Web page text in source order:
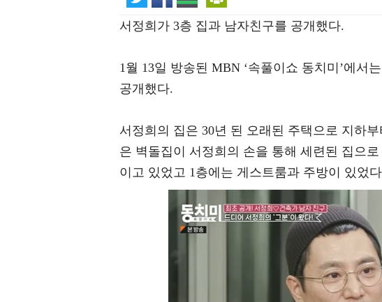
서정희가 3층 집과 남자친구를 공개했다.
1월 13일 방송된 MBN ‘속풀이쇼 동치미’에서
공개했다.
서정희의 집은 30년 된 오래된 주택으로 지하
은 벽돌집이 서정희의 손을 통해 세련된 집으
이고 있었고 1층에는 게스트룸과 주방이 있었